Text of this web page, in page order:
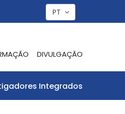
PT
DIVULGAÇÃO
Integrados